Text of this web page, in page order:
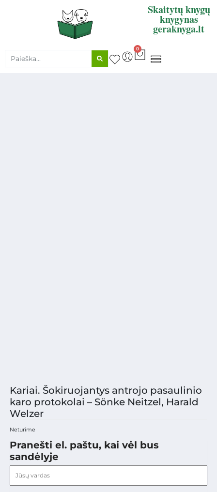
Skaitytų knygų
knygynas
geraknyga.lt
0
Kariai. Šokiruojantys antrojo pasaulinio
karo protokolai – Sönke Neitzel, Harald
Welzer
Neturime
Pranešti el. paštu, kai vėl bus
sandėlyje